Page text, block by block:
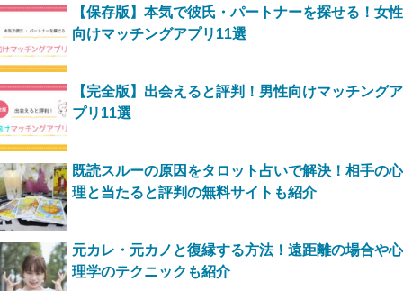
【保存版】本気で彼氏・パートナーを探せる！女性
向けマッチングアプリ11選
【完全版】出会えると評判！男性向けマッチングア
プリ11選
既読スルーの原因をタロット占いで解決！相手の心
理と当たると評判の無料サイトも紹介
元カレ・元カノと復縁する方法！遠距離の場合や心
理学のテクニックも紹介